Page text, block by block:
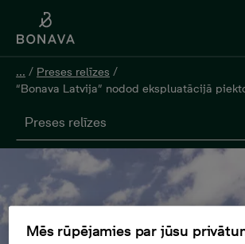
... / Preses relīzes /
“Bonava Latvija” nodod ekspluatācijā
Preses relīzes
Mēs rūpējamies par jūsu